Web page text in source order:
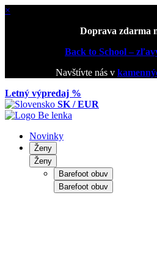
×
Doprava zdarma
Back to School –
Navštívte nás v
Letný výpredaj %
SK / EUR
Novinky
Ženy
Ženy
Barefoot obuv
Barefoot obuv